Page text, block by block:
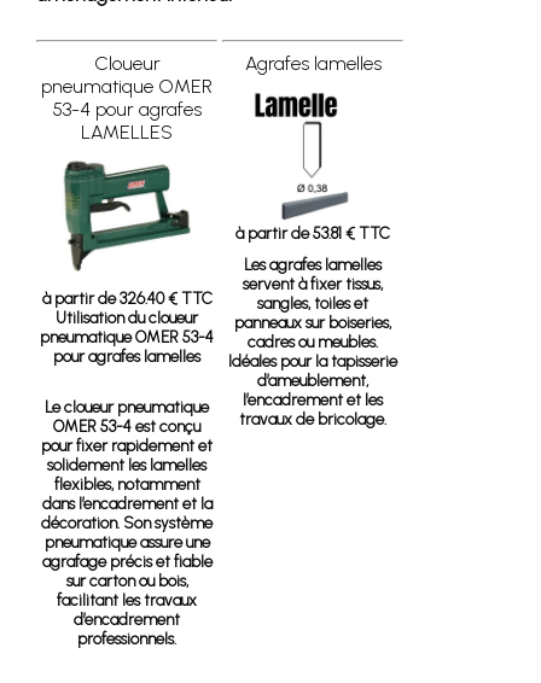
Cloueur
pneumatique OMER
53-4 pour agrafes
LAMELLES
à partir de 326.40 € TTC
Utilisation du cloueur
pneumatique OMER 53-4
pour agrafes lamelles
Le cloueur pneumatique
OMER 53-4 est conçu
pour fixer rapidement et
solidement les lamelles
flexibles, notamment
dans l’encadrement et la
décoration. Son système
pneumatique assure une
agrafage précis et fiable
sur carton ou bois,
facilitant les travaux
d’encadrement
professionnels.
Agrafes lamelles
à partir de 53.81 € TTC
Les agrafes lamelles
servent à fixer tissus,
sangles, toiles et
panneaux sur boiseries,
cadres ou meubles.
Idéales pour la tapisserie
d’ameublement,
l’encadrement et les
travaux de bricolage.